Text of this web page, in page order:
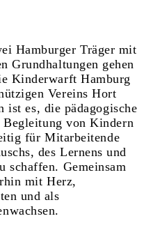
Hamburger Träger mit
Grundhaltungen gehen
Kinderwarft Hamburg
Vereins Hort
ist es, die pädagogische
von Kindern
für Mitarbeitende
des Lernens und
schaffen. Gemeinsam
mit Herz,
und als